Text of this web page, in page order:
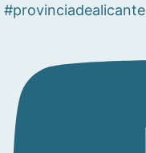
#provinciadealicante